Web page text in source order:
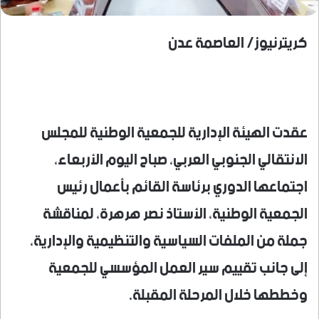
كريترنيوز/ العاصمة عدن
عقدت الهيئة الإدارية للجمعية الوطنية للمجلس
الانتقالي الجنوبي العربي، صباح اليوم الأربعاء،
اجتماعها الدوري برئاسة القائم بأعمال رئيس
الجمعية الوطنية، الأستاذ نصر هرهرة، لمناقشة
جملة من الملفات السياسية والتنظيمية والإدارية،
إلى جانب تقييم سير العمل المؤسسي للجمعية
وخططها خلال المرحلة المقبلة.